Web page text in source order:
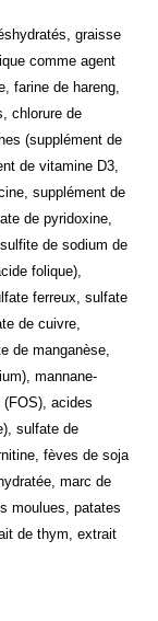
graisse
comme agent
farine de hareng,
chlorure de
(supplément de
de vitamine D3,
supplément de
de pyridoxine,
de sodium de
folique),
ferreux, sulfate
de cuivre,
de manganèse,
mannane-
acides
sulfate de
fèves de soja
marc de
moulues, patates
de thym, extrait